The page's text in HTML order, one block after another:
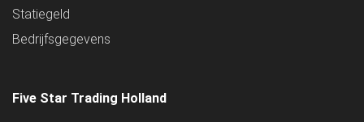
Statiegeld
Bedrijfsgegevens
Five Star Trading Holland